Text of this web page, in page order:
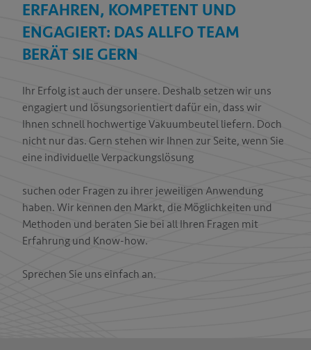
ERFAHREN, KOMPETENT UND
ENGAGIERT: DAS ALLFO TEAM
BERÄT SIE GERN
Ihr Erfolg ist auch der unsere. Deshalb setzen wir uns
engagiert und lösungsorientiert dafür ein, dass wir
Ihnen schnell hochwertige Vakuumbeutel liefern. Doch
nicht nur das. Gern stehen wir Ihnen zur Seite, wenn Sie
eine individuelle Verpackungslösung
suchen oder Fragen zu ihrer jeweiligen Anwendung
haben. Wir kennen den Markt, die Möglichkeiten und
Methoden und beraten Sie bei all Ihren Fragen mit
Erfahrung und Know-how.
Sprechen Sie uns einfach an.